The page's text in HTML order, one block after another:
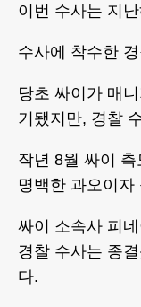
이번 수사는 지
수사에 착수한
당초 싸이가 매
기됐지만, 경찰
작년 8월 싸이
명백한 과오이
싸이 소속사 피
경찰 수사는 종
다.